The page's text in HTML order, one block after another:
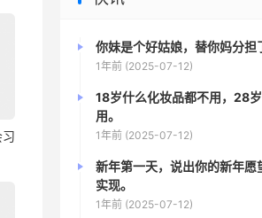
你妹是个好姑娘，替你妈分担
1年前 (2025-07-12)
18岁什么化妆品都不用，28
用。
1年前 (2025-07-12)
新年第一天，说出你的新年愿
实现。
1年前 (2025-07-12)